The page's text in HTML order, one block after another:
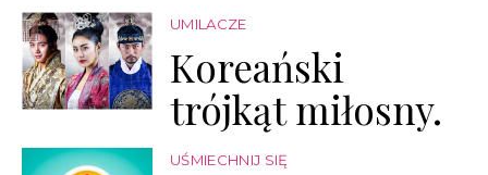
UMILACZE
Koreański
trójkąt miłosny.
UŚMIECHNIJ SIĘ